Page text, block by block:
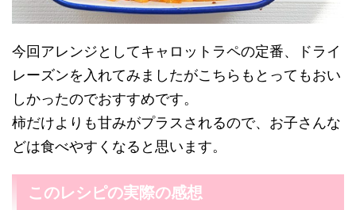
今回アレンジとしてキャロットラペの定番、ドライ
レーズンを入れてみましたがこちらもとってもおい
しかったのでおすすめです。
柿だけよりも甘みがプラスされるので、お子さんな
どは食べやすくなると思います。
このレシピの実際の感想